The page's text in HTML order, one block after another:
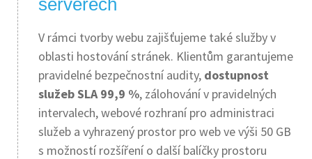
serverech
V rámci tvorby webu zajišťujeme také služby v
oblasti hostování stránek. Klientům garantujeme
pravidelné bezpečnostní audity, dostupnost
služeb SLA 99,9 %, zálohování v pravidelných
intervalech, webové rozhraní pro administraci
služeb a vyhrazený prostor pro web ve výši 50 GB
s možností rozšíření o další balíčky prostoru